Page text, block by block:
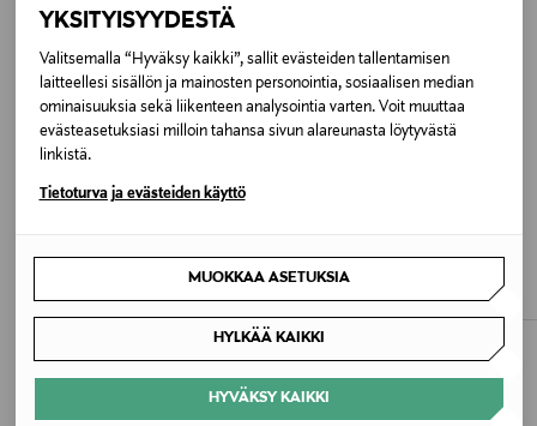
YKSITYISYYDESTÄ
Valitsemalla “Hyväksy kaikki”, sallit evästeiden tallentamisen
laitteellesi sisällön ja mainosten personointia, sosiaalisen median
ominaisuuksia sekä liikenteen analysointia varten. Voit muuttaa
evästeasetuksiasi milloin tahansa sivun alareunasta löytyvästä
linkistä.
Tietoturva ja evästeiden käyttö
MUOKKAA ASETUKSIA
HYLKÄÄ KAIKKI
HYVÄKSY KAIKKI
BLACK
Koko
Valmistajan tuotenumero
Original Price
29,95 €
Marvin-aurinkolasit
Original Price
29,95 €